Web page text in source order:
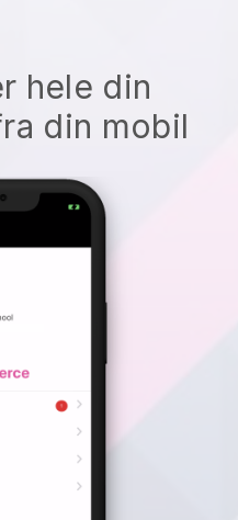
hele din
din mobil